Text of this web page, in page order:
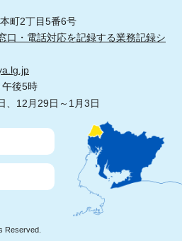
町2丁目5番6号
口・電話対応を記録する業務記録シ
午後5時
、12月29日～1月3日
Reserved.